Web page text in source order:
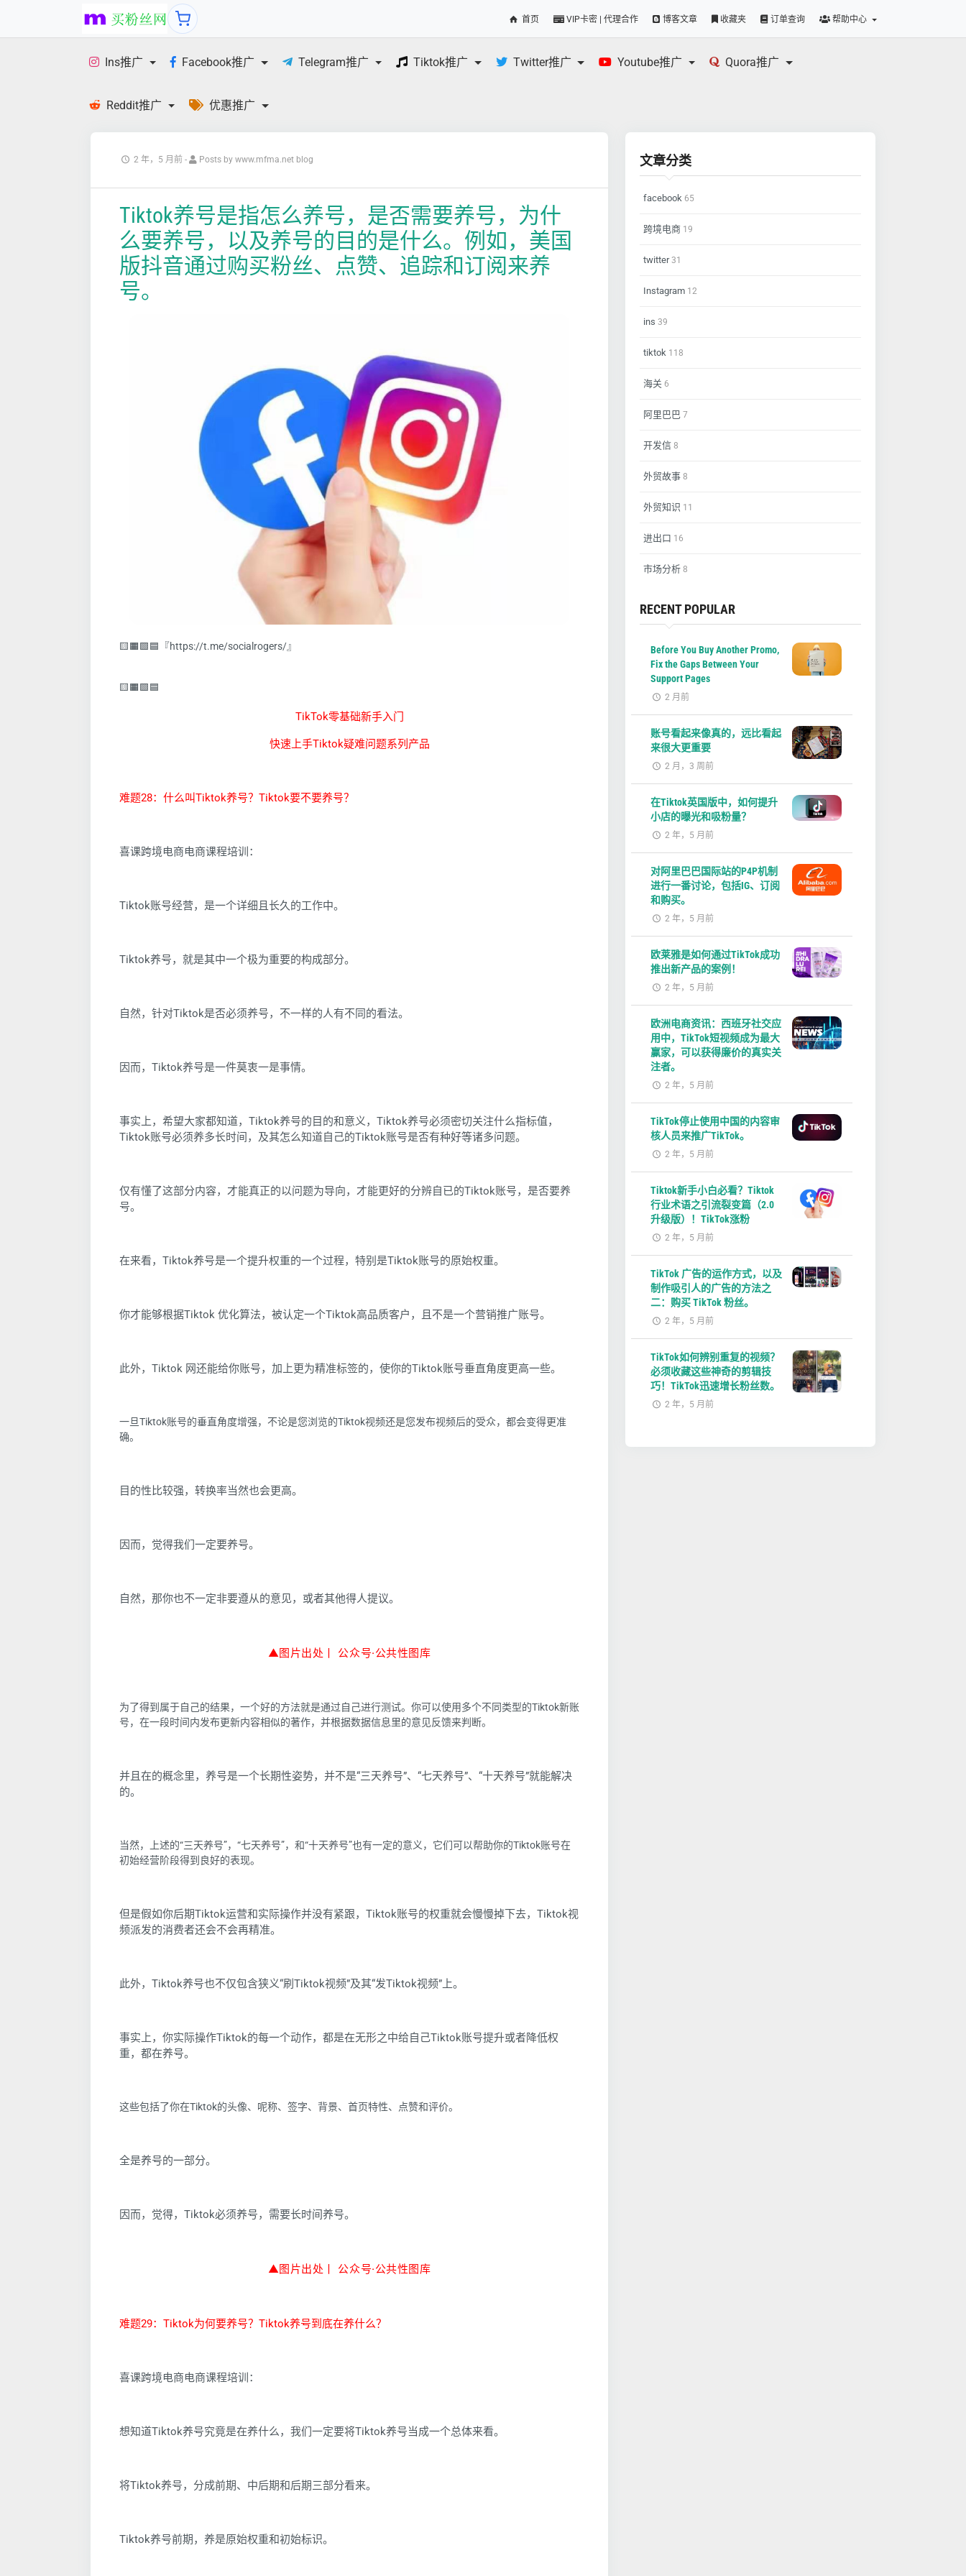
首页 VIP卡密 | 代理合作 博客文章 收藏夹 订单查询 帮助中心
Ins推广 Facebook推广 Telegram推广 Tiktok推广 Twitter推广 Youtube推广 Quora推广
Reddit推广 优惠推广
2 年，5 月前 - Posts by www.mfma.net blog
Tiktok养号是指怎么养号，是否需要养号，为什
么要养号，以及养号的目的是什么。例如，美国
版抖音通过购买粉丝、点赞、追踪和订阅来养
号。
🟨🟧🟩🟦『https://t.me/socialrogers/』
🟨🟧🟩🟦
TikTok零基础新手入门
快速上手Tiktok疑难问题系列产品
难题28：什么叫Tiktok养号？Tiktok要不要养号？
喜课跨境电商电商课程培训：
Tiktok账号经营，是一个详细且长久的工作中。
Tiktok养号，就是其中一个极为重要的构成部分。
自然，针对Tiktok是否必须养号，不一样的人有不同的看法。
因而，Tiktok养号是一件莫衷一是事情。
事实上，希望大家都知道，Tiktok养号的目的和意义，Tiktok养号必须密切关注什么指标值，
Tiktok账号必须养多长时间，及其怎么知道自己的Tiktok账号是否有种好等诸多问题。
仅有懂了这部分内容，才能真正的以问题为导向，才能更好的分辨自已的Tiktok账号，是否要养
号。
在来看，Tiktok养号是一个提升权重的一个过程，特别是Tiktok账号的原始权重。
你才能够根据Tiktok 优化算法，被认定一个Tiktok高品质客户，且不是一个营销推广账号。
此外，Tiktok 网还能给你账号，加上更为精准标签的，使你的Tiktok账号垂直角度更高一些。
一旦Tiktok账号的垂直角度增强，不论是您浏览的Tiktok视频还是您发布视频后的受众，都会变得更准
确。
目的性比较强，转换率当然也会更高。
因而，觉得我们一定要养号。
自然，那你也不一定非要遵从的意见，或者其他得人提议。
▲图片出处丨 公众号·公共性图库
为了得到属于自己的结果，一个好的方法就是通过自己进行测试。你可以使用多个不同类型的Tiktok新账
号，在一段时间内发布更新内容相似的著作，并根据数据信息里的意见反馈来判断。
并且在的概念里，养号是一个长期性姿势，并不是“三天养号”、“七天养号”、“十天养号”就能解决
的。
当然，上述的“三天养号”，“七天养号”，和“十天养号”也有一定的意义，它们可以帮助你的Tiktok账号在
初始经营阶段得到良好的表现。
但是假如你后期Tiktok运营和实际操作并没有紧跟，Tiktok账号的权重就会慢慢掉下去，Tiktok视
频派发的消费者还会不会再精准。
此外，Tiktok养号也不仅包含狭义“刷Tiktok视频”及其“发Tiktok视频”上。
事实上，你实际操作Tiktok的每一个动作，都是在无形之中给自己Tiktok账号提升或者降低权
重，都在养号。
这些包括了你在Tiktok的头像、呢称、签字、背景、首页特性、点赞和评价。
全是养号的一部分。
因而，觉得，Tiktok必须养号，需要长时间养号。
▲图片出处丨 公众号·公共性图库
难题29：Tiktok为何要养号？Tiktok养号到底在养什么？
喜课跨境电商电商课程培训：
想知道Tiktok养号究竟是在养什么，我们一定要将Tiktok养号当成一个总体来看。
将Tiktok养号，分成前期、中后期和后期三部分看来。
Tiktok养号前期，养是原始权重和初始标识。
文章分类
facebook 65
跨境电商 19
twitter31
Instagram 12
ins 39
tiktok 118
海关 6
阿里巴巴 7
开发信 8
外贸故事 8
外贸知识 11
进出口 16
市场分析 8
RECENT POPULAR
Before You Buy Another Promo,
Fix the Gaps Between Your
Support Pages
2 月前
账号看起来像真的，远比看起
来很大更重要
2 月，3 周前
在Tiktok英国版中，如何提升
小店的曝光和吸粉量？
2 年，5 月前
对阿里巴巴国际站的P4P机制
进行一番讨论，包括IG、订阅
和购买。
2 年，5 月前
欧莱雅是如何通过TikTok成功
推出新产品的案例！
2 年，5 月前
欧洲电商资讯：西班牙社交应
用中，TikTok短视频成为最大
赢家，可以获得廉价的真实关
注者。
2 年，5 月前
TikTok停止使用中国的内容审
核人员来推广TikTok。
2 年，5 月前
Tiktok新手小白必看？Tiktok
行业术语之引流裂变篇（2.0
升级版）！TikTok涨粉
2 年，5 月前
TikTok 广告的运作方式，以及
制作吸引人的广告的方法之
二：购买 TikTok 粉丝。
2 年，5 月前
TikTok如何辨别重复的视频？
必须收藏这些神奇的剪辑技
巧！TikTok迅速增长粉丝数。
2 年，5 月前